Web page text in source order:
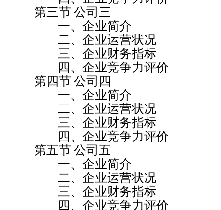
第三节 公司三
一、企业简介
二、企业运营状况
三、企业财务指标
四、企业竞争力评价
第四节 公司四
一、企业简介
二、企业运营状况
三、企业财务指标
四、企业竞争力评价
第五节 公司五
一、企业简介
二、企业运营状况
三、企业财务指标
四、企业竞争力评价